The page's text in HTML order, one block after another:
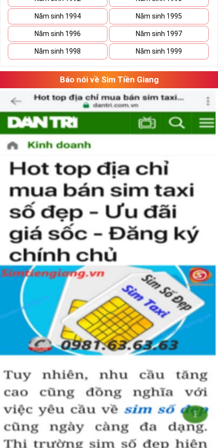
Phương pháp chọn sim số đẹp lục qúy 8
“Số có nghĩa – Người có mệnh”, lựa chọnsim số đẹp
tứ quý cần căn
cứ vào vận mệnh của mỗi người. Lựa chọn sim số đẹp hợp mệnh
không chỉ mang lại nhiều may mắn và tài lộc cho chủ sim mà nó
còn thể hiện được nhiều phong cách làm việc chuyên nghiệp của
người sử dụng.
Theo ngũ hành sinh khắc, con số 8 là con số cát của mệnh Thổ.
Người mệnh này sử dụng sim điện thoại chứa số 8 sẽ mang lại
nhiều may mắn và tài lộc.
Ngoài ra khi lựa chọn sim số đẹp chúng ta nên chọn dãy số âm
dương hài hòa và có tổng số nút cao, như vậy việc làm ăn sẽ gặp
nhiều thuận lợi và suôn sẻ hơn.
Hãy lựa chọn sim lục quý 8 hợp phong thủy và vận mệnh để đem
đến vượng khí và may mắn trong công danh, sự nghiệp.
Hướng dẫn mua Sim Lục Quý 8 tại
Simtiengiang.vn.
Sim Tiền Giang là đơn vị cung cấp sim số đẹp lục quý 8, sim giá rẻ
uy tín chất lượng.
Chọn mua sim số đẹp thường mất nhiều thời gian ở khoản lựa số,
một số phải vừa đẹp, vừa tốt về phong thủy thì mới là sim hoàn
hảo. Vậy phải làm sao?
- Cách nhanh nhất để chọn mua được sim lục quý 8 là bạn vào
đầu trang chủ. Đây là danh sách sim được đại lý giảm giá vì một số
lý do nên bạn có thể chọn mua được số đẹp lại có giá cực rẻ nữa.
Ngoài ra quý khách chưa ưng ý về sim luc quy 8 có cũng thể tham
khảo thêm Sim Vinaphone,Sim Gmobile, Sim Lục Quý,Sim Lục Quý
Năm sinh 1994 Năm sinh 1995
Năm sinh 1996 Năm sinh 1997
Năm sinh 1998 Năm sinh 1999
Báo nói về Sim Tiền Giang